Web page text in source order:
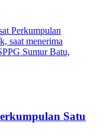
Perkumpulan
saat menerima
Sumur Batu,
Satu